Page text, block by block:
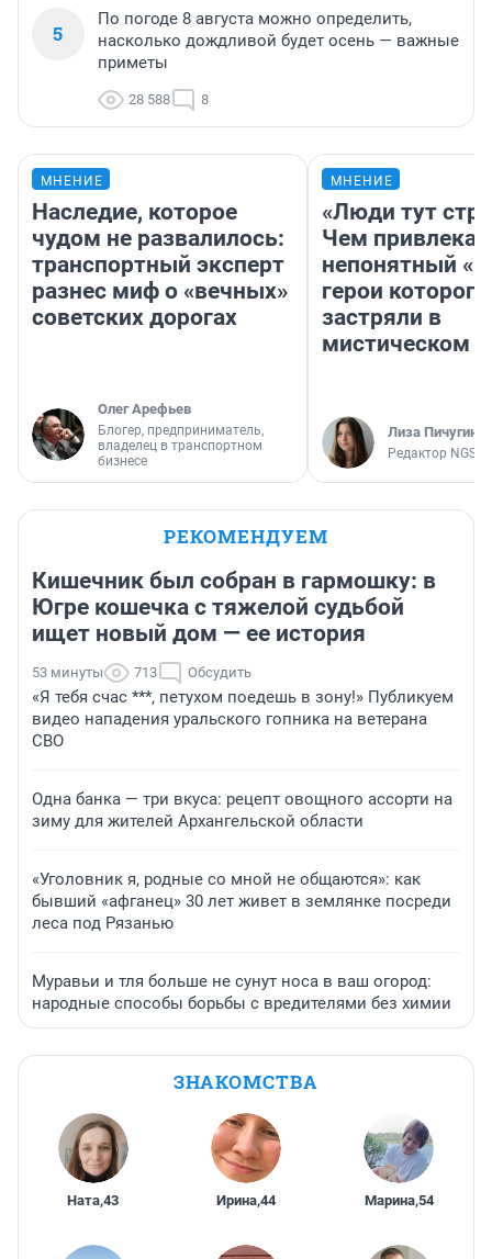
5
По погоде 8 августа можно определить,
насколько дождливой будет осень — важные
приметы
28 588 8
МНЕНИЕ
Наследие, которое
чудом не развалилось:
транспортный эксперт
разнес миф о «вечных»
советских дорогах
Олег Арефьев
Блогер, предприниматель,
владелец в транспортном
бизнесе
МНЕНИЕ
«Люди тут
Чем
непонятный
герои которого
застряли в
мистическом
Лиза Пичугина
Редактор
РЕКОМЕНДУЕМ
Кишечник был собран в гармошку: в
Югре кошечка с тяжелой судьбой
ищет новый дом — ее история
53 минуты 713 Обсудить
«Я тебя счас ***, петухом поедешь в зону!» Публикуем
видео нападения уральского гопника на ветерана
СВО
Одна банка — три вкуса: рецепт овощного ассорти на
зиму для жителей Архангельской области
«Уголовник я, родные со мной не общаются»: как
бывший «афганец» 30 лет живет в землянке посреди
леса под Рязанью
Муравьи и тля больше не сунут носа в ваш огород:
народные способы борьбы с вредителями без химии
ЗНАКОМСТВА
Ната,43 Ирина,44 Марина,54